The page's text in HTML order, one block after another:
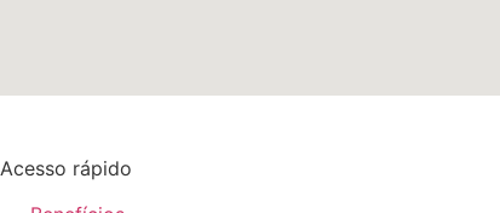
Acesso rápido